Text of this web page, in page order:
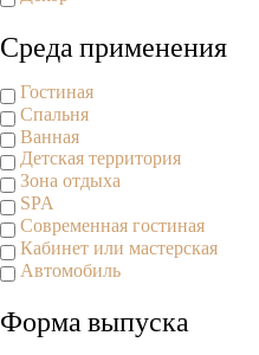
Среда применения
Гостиная
Спальня
Ванная
Детская территория
Зона отдыха
SPA
Современная гостиная
Кабинет или мастерская
Автомобиль
Форма выпуска